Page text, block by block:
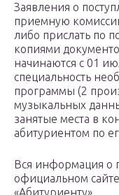
Заявления о
приемную
либо прислать по
копиями
начинаются с 01
специальность
программы (2
музыкальных
занятые места в
абитуриентом по
Вся информация о
официальном
«Абитуриенту».